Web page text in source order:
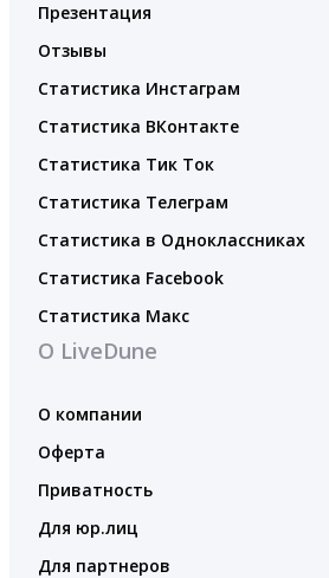
Презентация
Отзывы
Статистика Инстаграм
Статистика ВКонтакте
Статистика Тик Ток
Статистика Телеграм
Статистика в Одноклассниках
Статистика Facebook
Статистика Макс
О LiveDune
О компании
Оферта
Приватность
Для юр.лиц
Для партнеров